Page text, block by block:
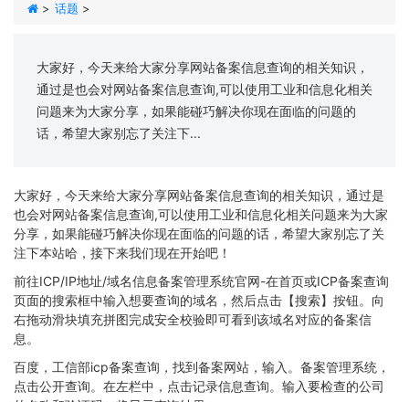
> 话题 >
大家好，今天来给大家分享网站备案信息查询的相关知识，
通过是也会对网站备案信息查询,可以使用工业和信息化相关
问题来为大家分享，如果能碰巧解决你现在面临的问题的
话，希望大家别忘了关注下...
大家好，今天来给大家分享网站备案信息查询的相关知识，通过是
也会对网站备案信息查询,可以使用工业和信息化相关问题来为大家
分享，如果能碰巧解决你现在面临的问题的话，希望大家别忘了关
注下本站哈，接下来我们现在开始吧！
前往ICP/IP地址/域名信息备案管理系统官网-在首页或ICP备案查询
页面的搜索框中输入想要查询的域名，然后点击【搜索】按钮。向
右拖动滑块填充拼图完成安全校验即可看到该域名对应的备案信
息。
百度，工信部icp备案查询，找到备案网站，输入。备案管理系统，
点击公开查询。在左栏中，点击记录信息查询。输入要检查的公司